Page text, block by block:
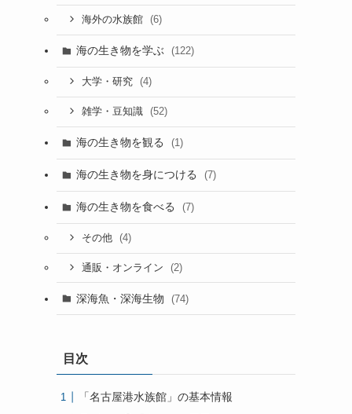
海外の水族館 (6)
海の生き物を学ぶ (122)
大学・研究 (4)
雑学・豆知識 (52)
海の生き物を観る (1)
海の生き物を身につける (7)
海の生き物を食べる (7)
その他 (4)
通販・オンライン (2)
深海魚・深海生物 (74)
目次
「名古屋港水族館」の基本情報